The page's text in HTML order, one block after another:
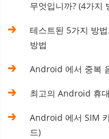
무엇입니까? (4가지
테스트된 5가지 방
방법
Android 에서 중복
최고의 Android 휴
Android 에서 SIM
드)